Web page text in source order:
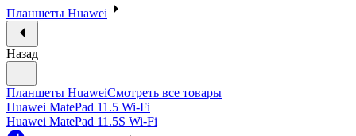
Планшеты Huawei
Назад
Планшеты HuaweiСмотреть все товары
Huawei MatePad 11.5 Wi-Fi
Huawei MatePad 11.5S Wi-Fi